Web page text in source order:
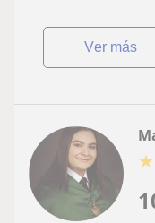
ver más
★